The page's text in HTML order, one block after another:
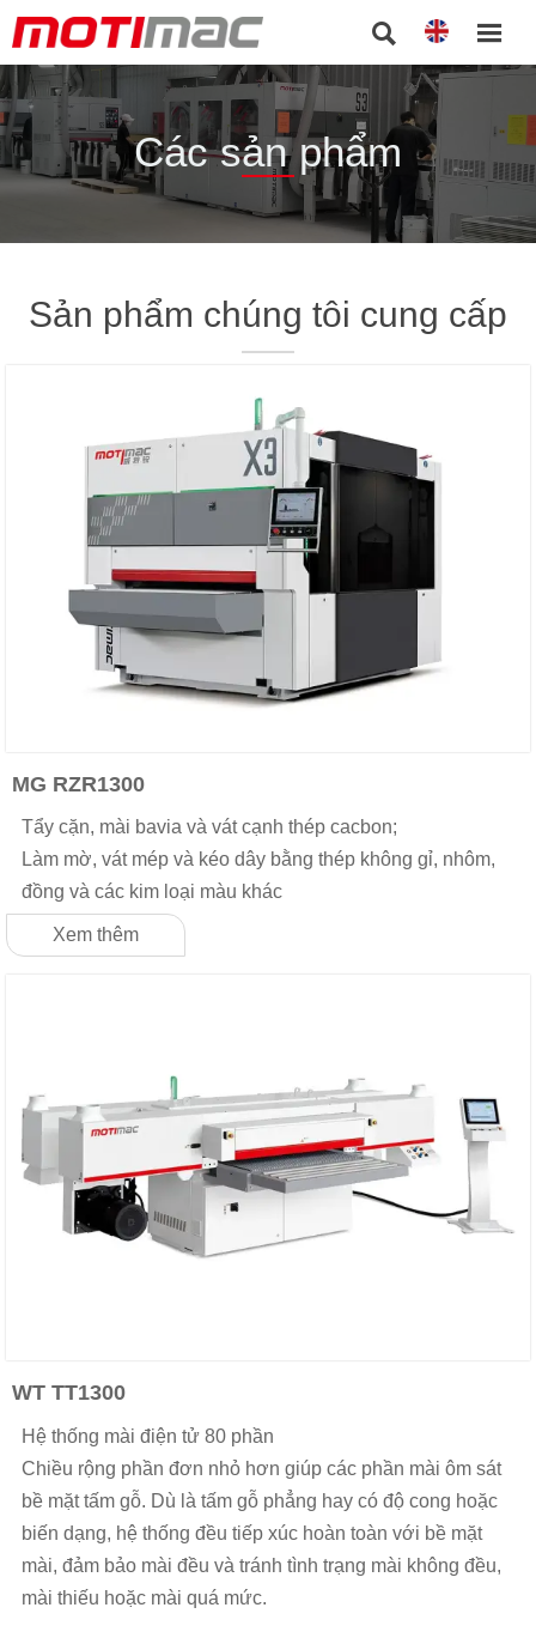
 
Các sản phẩm
Sản phẩm chúng tôi cung cấp
MG RZR1300
Tẩy cặn, mài bavia và vát cạnh thép cacbon;
Làm mờ, vát mép và kéo dây bằng thép không gỉ, nhôm,
đồng và các kim loại màu khác
Xem thêm
WT TT1300
Hệ thống mài điện tử 80 phần
Chiều rộng phần đơn nhỏ hơn giúp các phần mài ôm sát
bề mặt tấm gỗ. Dù là tấm gỗ phẳng hay có độ cong hoặc
biến dạng, hệ thống đều tiếp xúc hoàn toàn với bề mặt
mài, đảm bảo mài đều và tránh tình trạng mài không đều,
mài thiếu hoặc mài quá mức.